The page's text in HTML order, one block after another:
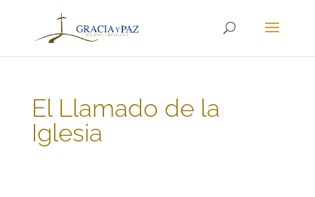
El Llamado de la
Iglesia